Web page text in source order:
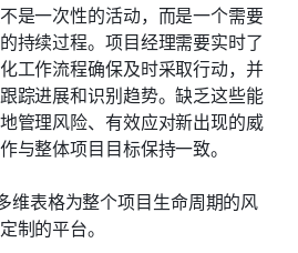
是一次性的活动，而是一个需要
持续过程。项目经理需要实时了
工作流程确保及时采取行动，并
踪进展和识别趋势。缺乏这些能
管理风险、有效应对新出现的威
与整体项目目标保持一致。
维表格为整个项目生命周期的风
制的平台。